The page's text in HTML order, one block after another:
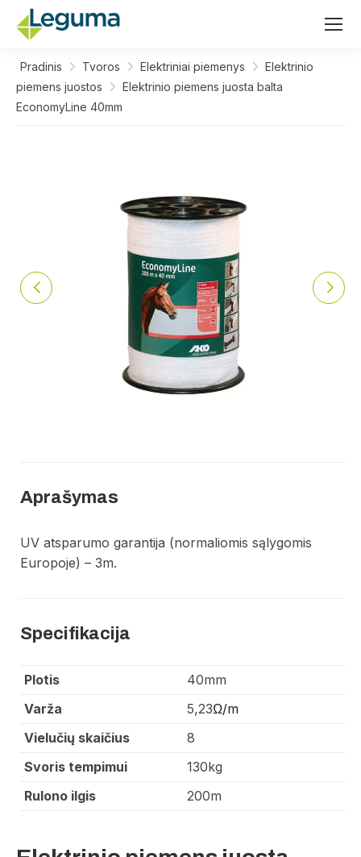
Pradinis Tvoros Elektriniai piemenys
Elektrinio
piemens juostos
Elektrinio piemens juosta balta
EconomyLine 40mm
Aprašymas
UV atsparumo garantija (normaliomis sąlygomis
Europoje) – 3m.
Specifikacija
Plotis
40mm
Varža
5,23Ω/m
Vielučių skaičius
8
Svoris tempimui
130kg
Rulono ilgis
200m